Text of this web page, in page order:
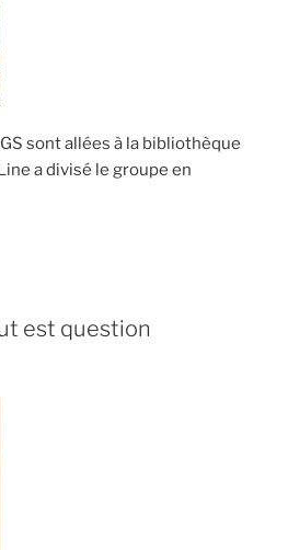
»
sont allées à la bibliothèque
a divisé le groupe en
est question